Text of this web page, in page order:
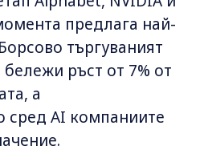
предлага най-
търгуваният
бележи ръст от 7% от
а
сред AI компаниите